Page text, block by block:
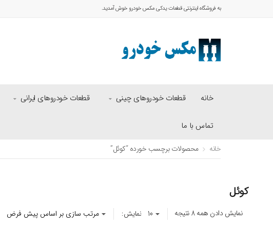
به فروشگاه اینترنتی قطعات یدکی مکس خودرو خوش آمدید.
خانه قطعات خودروهای چینی قطعات خودروهای ایرانی
تماس با ما
خانه محصولات برچسب خورده “کوئل”
کوئل
نمایش دادن همه 8 نتیجه نمایش: